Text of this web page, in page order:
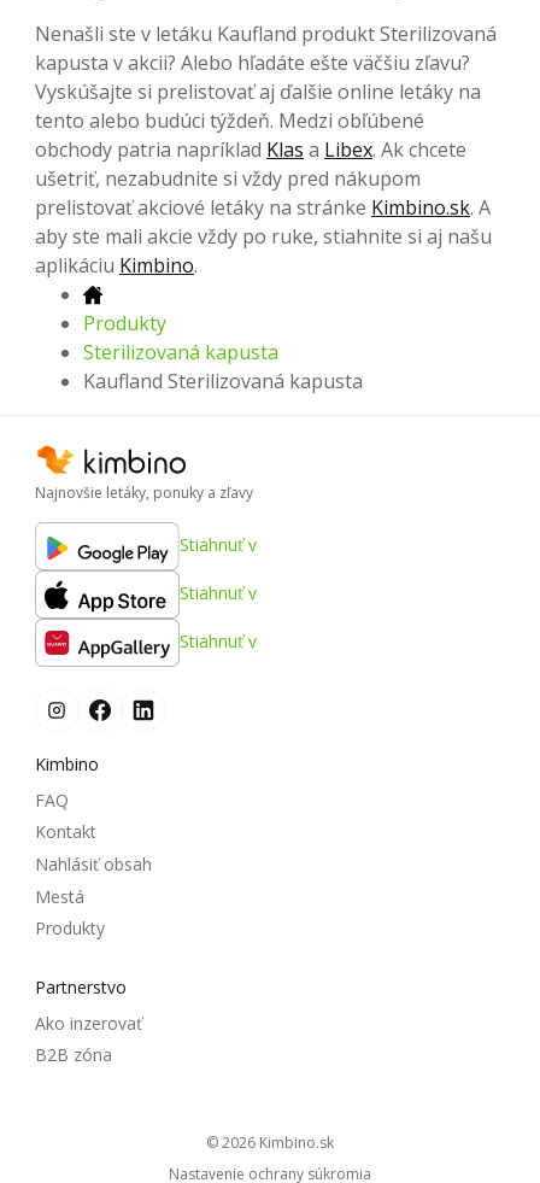
Nenašli ste v letáku Kaufland produkt Sterilizovaná
kapusta v akcii? Alebo hľadáte ešte väčšiu zľavu?
Vyskúšajte si prelistovať aj ďalšie online letáky na
tento alebo budúci týždeň. Medzi obľúbené
obchody patria napríklad Klas a Libex. Ak chcete
ušetriť, nezabudnite si vždy pred nákupom
prelistovať akciové letáky na stránke Kimbino.sk. A
aby ste mali akcie vždy po ruke, stiahnite si aj našu
aplikáciu Kimbino.
Produkty
Sterilizovaná kapusta
Kaufland Sterilizovaná kapusta
Najnovšie letáky, ponuky a zľavy
Stiahnuť v
Stiahnuť v
Stiahnuť v
Kimbino
FAQ
Kontakt
Nahlásiť obsah
Mestá
Produkty
Partnerstvo
Ako inzerovať
B2B zóna
© 2026
kimbino.sk
Nastavenie ochrany súkromia